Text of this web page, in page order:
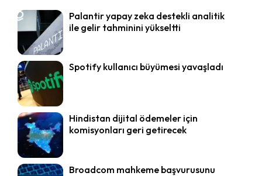
Palantir yapay zeka destekli analitik
ile gelir tahminini yükseltti
Spotify kullanıcı büyümesi yavaşladı
Hindistan dijital ödemeler için
komisyonları geri getirecek
Broadcom mahkeme başvurusunu